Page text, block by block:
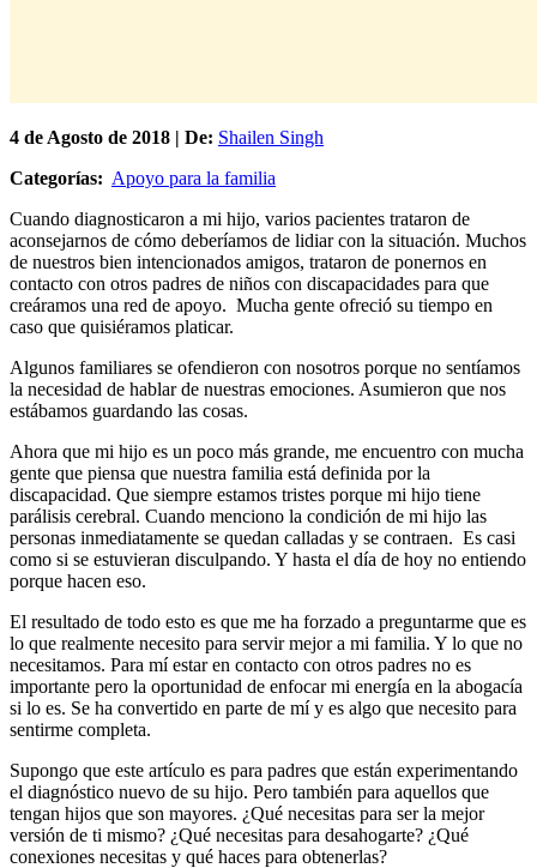
4 de Agosto de 2018 | De: Shailen Singh
Categorías: Apoyo para la familia
Cuando diagnosticaron a mi hijo, varios pacientes trataron de
aconsejarnos de cómo deberíamos de lidiar con la situación. Muchos
de nuestros bien intencionados amigos, trataron de ponernos en
contacto con otros padres de niños con discapacidades para que
creáramos una red de apoyo. Mucha gente ofreció su tiempo en
caso que quisiéramos platicar.
Algunos familiares se ofendieron con nosotros porque no sentíamos
la necesidad de hablar de nuestras emociones. Asumieron que nos
estábamos guardando las cosas.
Ahora que mi hijo es un poco más grande, me encuentro con mucha
gente que piensa que nuestra familia está definida por la
discapacidad. Que siempre estamos tristes porque mi hijo tiene
parálisis cerebral. Cuando menciono la condición de mi hijo las
personas inmediatamente se quedan calladas y se contraen. Es casi
como si se estuvieran disculpando. Y hasta el día de hoy no entiendo
porque hacen eso.
El resultado de todo esto es que me ha forzado a preguntarme que es
lo que realmente necesito para servir mejor a mi familia. Y lo que no
necesitamos. Para mí estar en contacto con otros padres no es
importante pero la oportunidad de enfocar mi energía en la abogacía
si lo es. Se ha convertido en parte de mí y es algo que necesito para
sentirme completa.
Supongo que este artículo es para padres que están experimentando
el diagnóstico nuevo de su hijo. Pero también para aquellos que
tengan hijos que son mayores. ¿Qué necesitas para ser la mejor
versión de ti mismo? ¿Qué necesitas para desahogarte? ¿Qué
conexiones necesitas y qué haces para obtenerlas?